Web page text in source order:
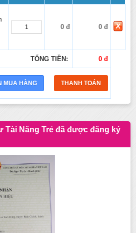
0 đ 0 đ
TỔNG TIỀN: 0 đ
Tài Năng Trẻ đã được đăng ký